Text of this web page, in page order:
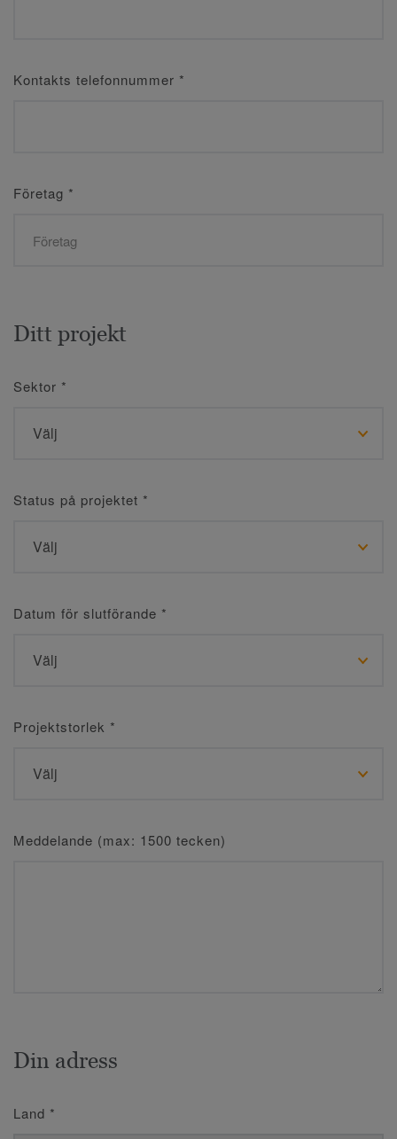
Kontakts telefonnummer *
Företag *
Ditt projekt
Sektor *
Status på projektet *
Datum för slutförande *
Projektstorlek *
Meddelande (max: 1500 tecken)
Din adress
Land *